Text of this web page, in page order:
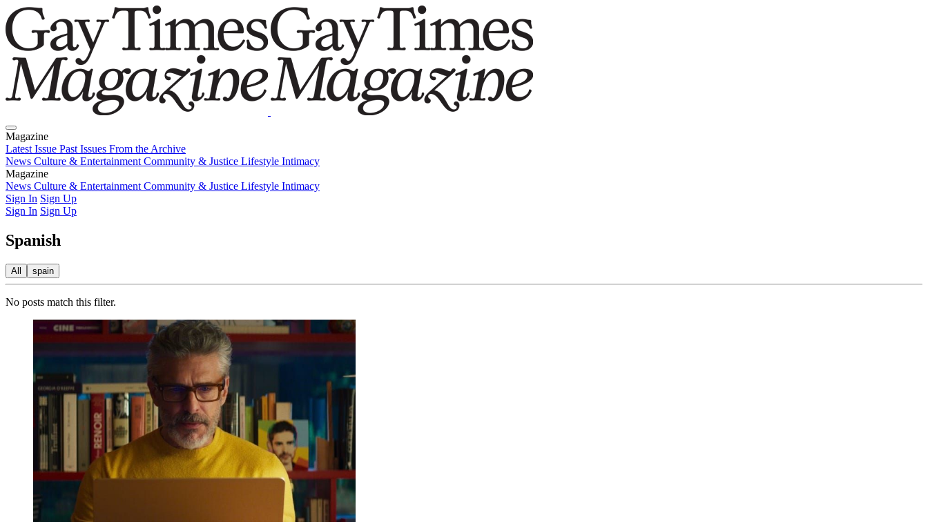
Magazine
Latest Issue Past Issues From the Archive
News Culture & Entertainment Community & Justice Lifestyle Intimacy
Magazine
Latest IssuePast IssuesFrom the Archive
News Culture & Entertainment Community & Justice Lifestyle Intimacy
Sign In Sign Up
Sign In Sign Up
Spanish
All spain
No posts match this filter.